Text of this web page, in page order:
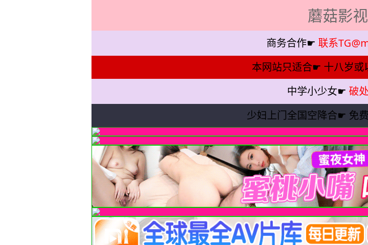
蘑菇影视
商务合作☛ 联系
本网站只适合☛ 十八岁或
中学小少女☛ 破
少妇上门全国空降合☛ 免